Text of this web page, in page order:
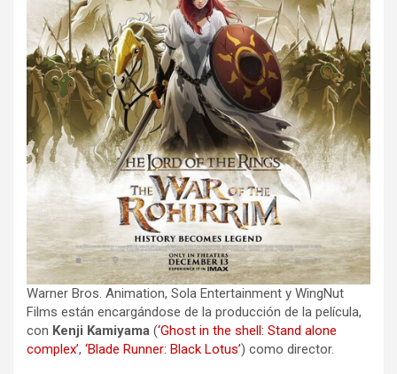
Warner Bros. Animation, Sola Entertainment y WingNut
Films están encargándose de la producción de la película,
con Kenji Kamiyama (‘Ghost in the shell: Stand alone
complex’, ‘Blade Runner: Black Lotus’) como director.